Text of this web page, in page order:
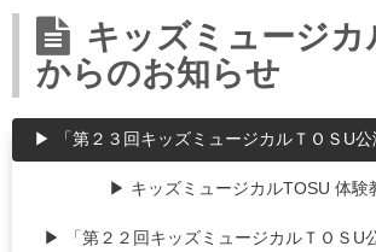
キッズミュージカ
からのお知らせ
▶ 「第２３回キッズミュージカルＴＯＳU
▶ キッズミュージカルTOSU 体験
▶ 「第２２回キッズミュージカルＴＯＳU